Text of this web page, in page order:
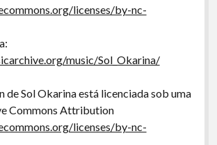
licenses/by-nc-
music/Sol_Okarina/
de Sol Okarina está licenciada sob uma
Commons Attribution
licenses/by-nc-